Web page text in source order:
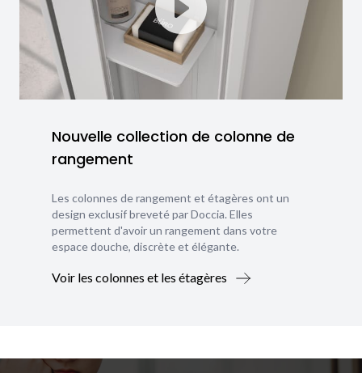
Nouvelle collection de colonne de
rangement
Les colonnes de rangement et étagères ont un
design exclusif breveté par Doccia. Elles
permettent d'avoir un rangement dans votre
espace douche, discrète et élégante.
Voir les colonnes et les étagères